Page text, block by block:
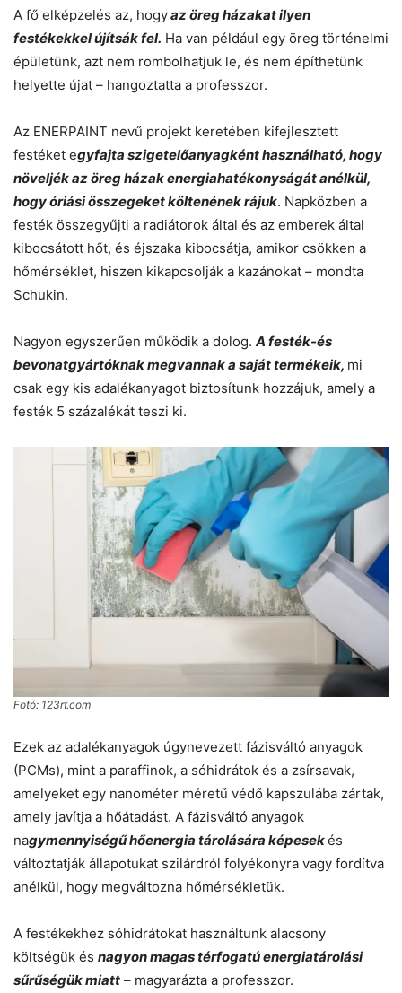
A fő elképzelés az, hogyaz öreg házakat ilyen
festékekkel újítsák fel. Ha van például egy öreg történelmi
épületünk, azt nem rombolhatjuk le, és nem építhetünk
helyette újat – hangoztatta a professzor.
Az ENERPAINT nevű projekt keretében kifejlesztett
festéket egyfajta szigetelőanyagként használható, hogy
növeljék az öreg házak energiahatékonyságát anélkül,
hogy óriási összegeket költenének rájuk. Napközben a
festék összegyűjti a radiátorok által és az emberek által
kibocsátott hőt, és éjszaka kibocsátja, amikor csökken a
hőmérséklet, hiszen kikapcsolják a kazánokat – mondta
Schukin.
Nagyon egyszerűen működik a dolog. A festék-és
bevonatgyártóknak megvannak a saját termékeik, mi
csak egy kis adalékanyagot biztosítunk hozzájuk, amely a
festék 5 százalékát teszi ki.
Fotó: 123rf.com
Ezek az adalékanyagok úgynevezett fázisváltó anyagok
(PCMs), mint a paraffinok, a sóhidrátok és a zsírsavak,
amelyeket egy nanométer méretű védő kapszulába zártak,
amely javítja a hőátadást. A fázisváltó anyagok
nagymennyiségű hőenergia tárolására képesekés
változtatják állapotukat szilárdról folyékonyra vagy fordítva
anélkül, hogy megváltozna hőmérsékletük.
A festékekhez sóhidrátokat használtunk alacsony
költségük és nagyon magas térfogatú energiatárolási
sűrűségük miatt – magyarázta a professzor.